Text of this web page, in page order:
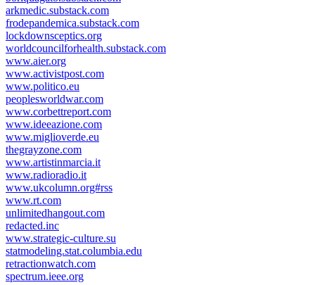
arkmedic.substack.com
frodepandemica.substack.com
lockdownsceptics.org
worldcouncilforhealth.substack.com
www.aier.org
www.activistpost.com
www.politico.eu
peoplesworldwar.com
www.corbettreport.com
www.ideeazione.com
www.miglioverde.eu
thegrayzone.com
www.artistinmarcia.it
www.radioradio.it
www.ukcolumn.org#rss
www.rt.com
unlimitedhangout.com
redacted.inc
www.strategic-culture.su
statmodeling.stat.columbia.edu
retractionwatch.com
spectrum.ieee.org